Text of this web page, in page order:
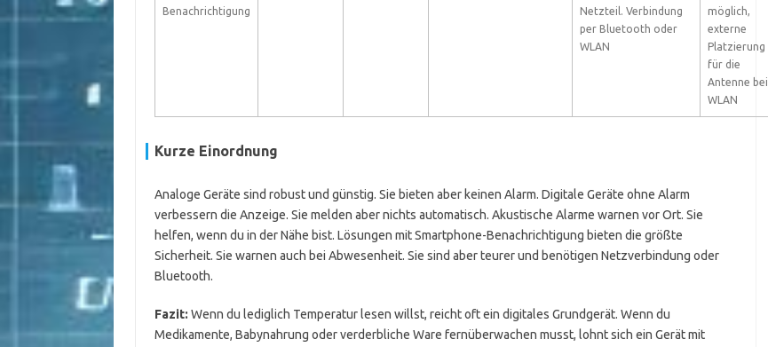
Benachrichtigung
Netzteil. Verbindung
per Bluetooth oder
WLAN
möglich,
externe
Platzierung
für die
Antenne bei
WLAN
Kurze Einordnung
Analoge Geräte sind robust und günstig. Sie bieten aber keinen Alarm. Digitale Geräte ohne Alarm
verbessern die Anzeige. Sie melden aber nichts automatisch. Akustische Alarme warnen vor Ort. Sie
helfen, wenn du in der Nähe bist. Lösungen mit Smartphone-Benachrichtigung bieten die größte
Sicherheit. Sie warnen auch bei Abwesenheit. Sie sind aber teurer und benötigen Netzverbindung oder
Bluetooth.
Fazit: Wenn du lediglich Temperatur lesen willst, reicht oft ein digitales Grundgerät. Wenn du
Medikamente, Babynahrung oder verderbliche Ware fernüberwachen musst, lohnt sich ein Gerät mit